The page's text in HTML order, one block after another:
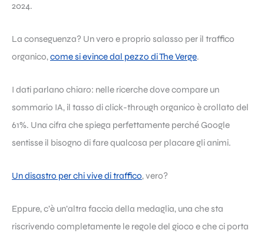
2024.
La conseguenza? Un vero e proprio salasso per il traffico
organico,come si evince dal pezzo di The Verge.
I dati parlano chiaro: nelle ricerche dove compare un
sommario IA, il tasso di click-through organico è crollato del
61%. Una cifra che spiega perfettamente perché Google
sentisse il bisogno di fare qualcosa per placare gli animi.
Un disastro per chi vive di traffico, vero?
Eppure, c’è un’altra faccia della medaglia, una che sta
riscrivendo completamente le regole del gioco e che ci porta